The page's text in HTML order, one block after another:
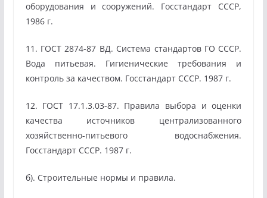
оборудования и сооружений. Госстандарт СССР,
1986 г.
11. ГОСТ 2874-87 ВД. Система стандартов ГО СССР.
Вода питьевая. Гигиенические требования и
контроль за качеством. Госстандарт СССР. 1987 г.
12. ГОСТ 17.1.3.03-87. Правила выбора и оценки
качества источников централизованного
хозяйственно-питьевого водоснабжения.
Госстандарт СССР. 1987 г.
б). Строительные нормы и правила.